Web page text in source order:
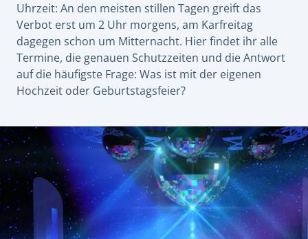
Uhrzeit: An den meisten stillen Tagen greift das
Verbot erst um 2 Uhr morgens, am Karfreitag
dagegen schon um Mitternacht. Hier findet ihr alle
Termine, die genauen Schutzzeiten und die Antwort
auf die häufigste Frage: Was ist mit der eigenen
Hochzeit oder Geburtstagsfeier?